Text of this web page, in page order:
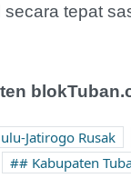
secara tepat
Jatirogo Rusak
# Kabupaten